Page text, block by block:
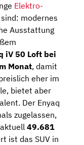
Elektro-
modernes
Ausstattung
iV 50 Loft bei
Monat, damit
eher im
bietet aber
Der Enyaq
zugelassen,
49.681
ist das SUV in